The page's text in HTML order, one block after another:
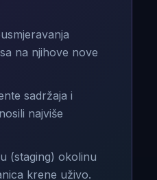
na njihove nove
sadržaja i
najviše
(staging) okolinu
krene uživo.